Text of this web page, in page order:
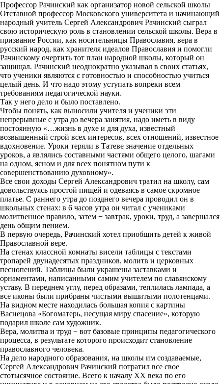
Профессор Рачинский как организатор новой сельской школы
Отставной профессор Московского университета и начинающий
народный учитель Сергей Александрович Рачинский сыграл
свою историческую роль в становлении сельской школы. Вера в
призвание России, как носительницы Православия, вера в
русский народ, как хранителя идеалов Православия и помогли
Рачинскому очертить тот план народной школы, который он
защищал. Рачинский неоднократно указывал в своих статьях,
что ученики являются с готовностью и способностью учиться
целый день. И что надо этому уступать вопреки всем
требованиям педагогической науки.
Так у него дело и было поставлено.
Чтобы понять, как выносили учителя и ученики эти
непрерывные с утра до вечера занятия, надо иметь в виду
постоянную «…жизнь в духе и для духа, известный
возвышенный строй всех интересов, всех отношений, известное
вдохновение. Уроки теряли в Татеве значение отдельных
уроков, а являлись составными частями общего целого, шагами
на одном, ясном и для всех понятном пути к
совершенствованию духовному».
Все свои доходы Сергей Александрович тратил на школу, сам
довольствуясь простой пищей и одеваясь в самое скромное
платье. С раннего утра до позднего вечера проводил он в
школьных стенах: в 6 часов утра он читал с учениками
молитвенное правило, затем − завтрак, уроки, труд, а завершался
день общим пением.
В первую очередь, Рачинский хотел приобщить детей к живой
Православной вере.
На стенах классной комнаты висели таблицы с текстами
тропарей двунадесятых праздников, молитв и церковных
песнопений. Таблицы были украшены заставками и
орнаментами, написанными самим учителем по славянскому
уставу. В переднем углу, перед образами, теплилась лампада, а
все иконы были прибраны чистыми вышитыми полотенцами.
На видном месте находилась большая копия с картины
Васнецова «Богоматерь, несущая миру спасение», которую
подарил школе сам художник.
Вера, молитва и труд − вот базовые принципы педагогического
процесса, в результате которого происходит становление
православного человека.
На дело народного образования, на школы им создаваемые,
Сергей Александрович Рачинский потратил все свое
стотысячное состояние. Всего к началу ХХ века по его